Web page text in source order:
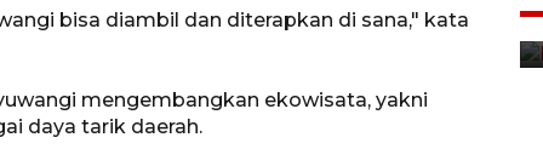
bisa diambil dan diterapkan di sana," kata
mengembangkan ekowisata, yakni
daya tarik daerah.
Kemerdekaan